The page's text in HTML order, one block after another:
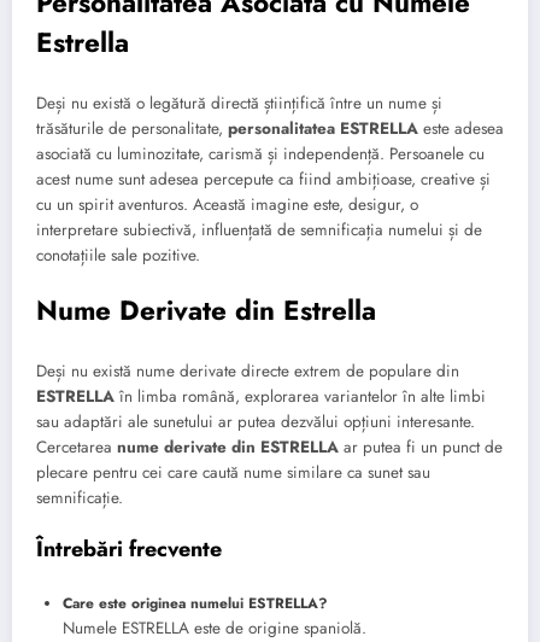
Estrella
Deși nu există o legătură directă științifică între un nume și
trăsăturile de personalitate, personalitatea ESTRELLA este adesea
asociată cu luminozitate, carismă și independență. Persoanele cu
acest nume sunt adesea percepute ca fiind ambițioase, creative și
cu un spirit aventuros. Această imagine este, desigur, o
interpretare subiectivă, influențată de semnificația numelui și de
conotațiile sale pozitive.
Nume Derivate din Estrella
Deși nu există nume derivate directe extrem de populare din
ESTRELLA în limba română, explorarea variantelor în alte limbi
sau adaptări ale sunetului ar putea dezvălui opțiuni interesante.
Cercetarea nume derivate din ESTRELLA ar putea fi un punct de
plecare pentru cei care caută nume similare ca sunet sau
semnificație.
Întrebări frecvente
Care este originea numelui ESTRELLA?
Numele ESTRELLA este de origine spaniolă.